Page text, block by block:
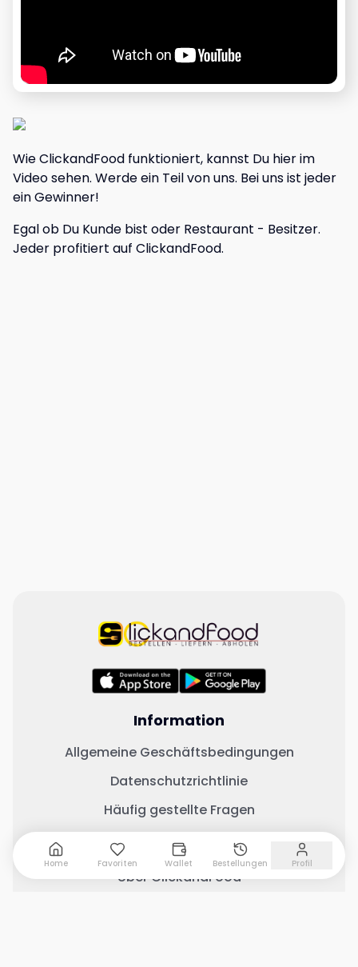
Wie ClickandFood funktioniert, kannst Du hier im
Video sehen. Werde ein Teil von uns. Bei uns ist jeder
ein Gewinner!
Egal ob Du Kunde bist oder Restaurant - Besitzer.
Jeder profitiert auf ClickandFood.
Information
Allgemeine Geschäftsbedingungen
Datenschutzrichtlinie
Häufig gestellte Fragen
Wichtige Links
Über ClickandFood
Home Favoriten Wallet Bestellungen Profil